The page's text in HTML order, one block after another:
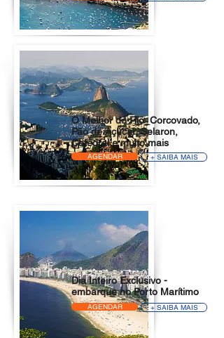
O Melhor do Rio_Corcovado,
Pão de Açúcar, Selaron,
Catedral e muito mais
AGENDAR + SAIBA MAIS
Dia Inteiro Exclusivo -
embarque no Porto Marítimo
AGENDAR + SAIBA MAIS